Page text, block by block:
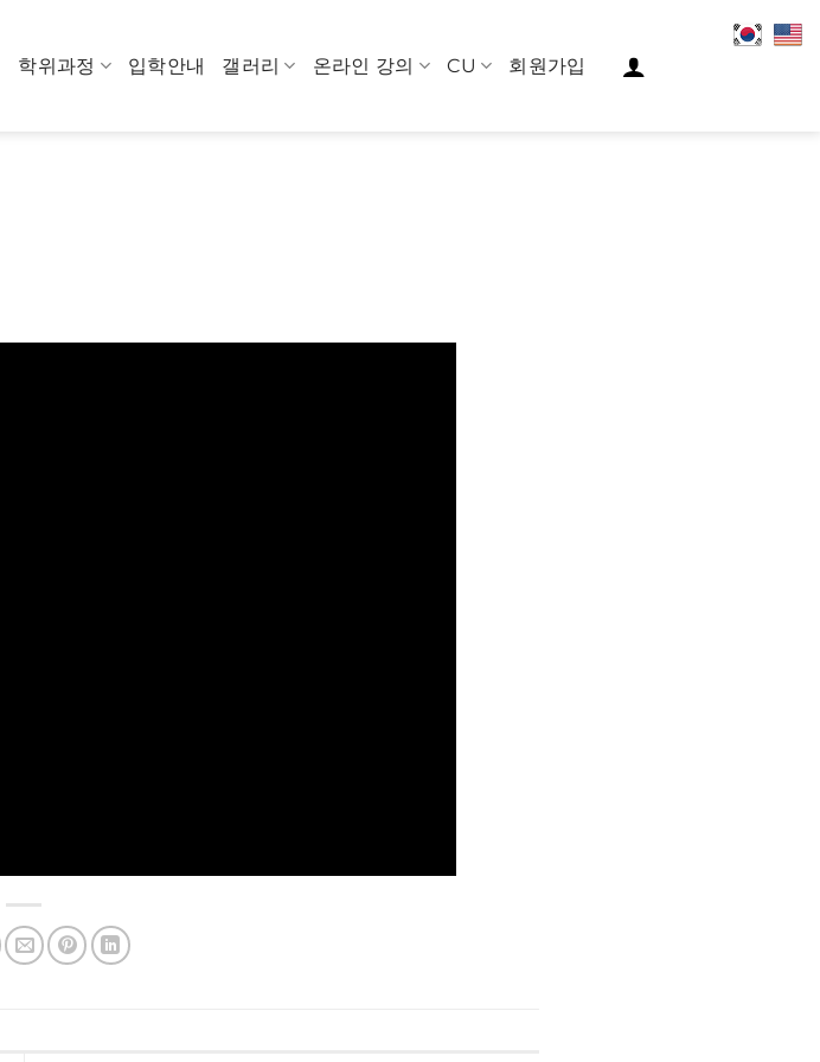
학위과정 입학안내 갤러리 온라인 강의 CU 회원가입